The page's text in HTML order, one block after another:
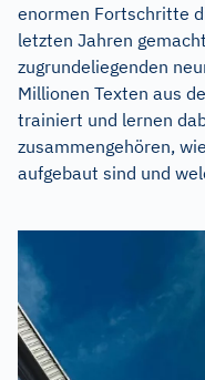
enormen Fortschritte
letzten Jahren
zugrundeliegenden
Millionen Texten aus
trainiert und lernen
zusammengehören,
aufgebaut sind und